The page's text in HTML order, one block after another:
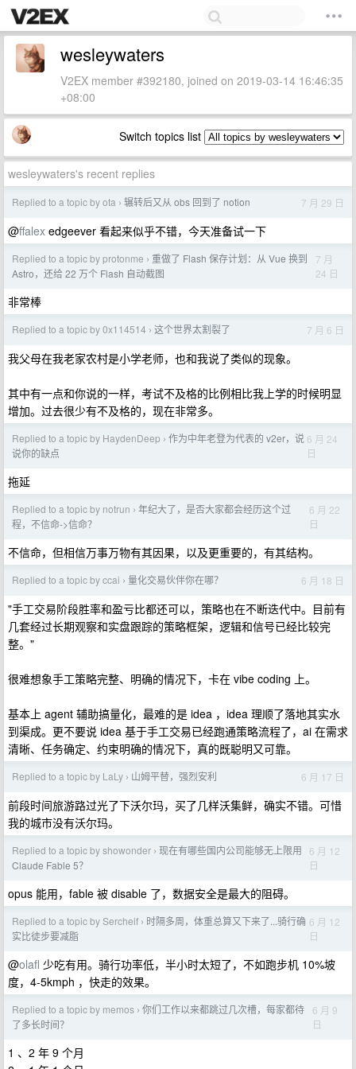
wesleywaters
V2EX member #392180, joined on 2019-03-14 16:46:35
+08:00
Switch topics list
wesleywaters's recent replies
Replied to a topic by ota › 辗转后又从 obs 回到了 notion 7 月 29 日
@ffalex edgeever 看起来似乎不错，今天准备试一下
Replied to a topic by protonme › 重做了 Flash 保存计划：从 Vue 换到
Astro，还给 22 万个 Flash 自动截图
7 月
24 日
非常棒
Replied to a topic by 0x114514 › 这个世界太割裂了 7 月 6 日
我父母在我老家农村是小学老师，也和我说了类似的现象。
其中有一点和你说的一样，考试不及格的比例相比我上学的时候明显
增加。过去很少有不及格的，现在非常多。
Replied to a topic by HaydenDeep › 作为中年老登为代表的 v2er，说
说你的缺点
6 月 24
日
拖延
Replied to a topic by notrun › 年纪大了，是否大家都会经历这个过
程，不信命->信命？
6 月 22
日
不信命，但相信万事万物有其因果，以及更重要的，有其结构。
Replied to a topic by ccai › 量化交易伙伴你在哪？ 6 月 18 日
"手工交易阶段胜率和盈亏比都还可以，策略也在不断迭代中。目前有
几套经过长期观察和实盘跟踪的策略框架，逻辑和信号已经比较完
整。"
很难想象手工策略完整、明确的情况下，卡在 vibe coding 上。
基本上 agent 辅助搞量化，最难的是 idea ，idea 理顺了落地其实水
到渠成。更不要说 idea 基于手工交易已经跑通策略流程了，ai 在需求
清晰、任务确定、约束明确的情况下，真的既聪明又可靠。
Replied to a topic by LaLy › 山姆平替，强烈安利 6 月 17 日
前段时间旅游路过光了下沃尔玛，买了几样沃集鲜，确实不错。可惜
我的城市没有沃尔玛。
Replied to a topic by showonder › 现在有哪些国内公司能够无上限用
Claude Fable 5？
6 月 12
日
opus 能用，fable 被 disable 了，数据安全是最大的阻碍。
Replied to a topic by Sercheif › 时隔多周，体重总算又下来了...骑行确
实比徒步要减脂
6 月 12
日
@olafl 少吃有用。骑行功率低，半小时太短了，不如跑步机 10%坡
度，4-5kmph ，快走的效果。
Replied to a topic by memos › 你们工作以来都跳过几次槽，每家都待
了多长时间？
6 月 9
日
1 、2 年 9 个月